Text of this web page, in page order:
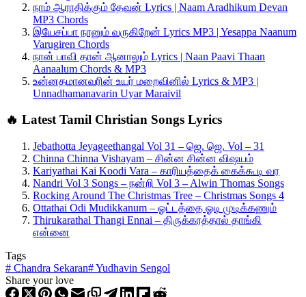
நாம் ஆராதிக்கும் தேவன் Lyrics | Naam Aradhikum Devan
MP3 Chords
இயேசப்பா நானும் வருகிறேன் Lyrics MP3 | Yesappa Naanum
Varugiren Chords
நான் பாவி தான் ஆனாலும் Lyrics | Naan Paavi Thaan
Aanaalum Chords & MP3
உன்னதமானவரின் உயர் மறைவினில் Lyrics & MP3 |
Unnadhamanavarin Uyar Maraivil
🔥 Latest Tamil Christian Songs Lyrics
Jebathotta Jeyageethangal Vol 31 – ஜெ. ஜெ. Vol – 31
Chinna Chinna Vishayam – சின்ன‌ சின்ன‌ விஷ‌ய‌ம்
Kariyathai Kai Koodi Vara – காரியத்தைக் கைக்கூடி வர
Nandri Vol 3 Songs – நன்றி Vol 3 – Alwin Thomas Songs
Rocking Around The Christmas Tree – Christmas Songs 4
Ottathai Odi Mudikkanum – ஓட்டத்தை ஓடி முடிக்கணும்
Thirukarathal Thangi Ennai – திருக்கரத்தால் தாங்கி
என்னை
Tags
# Chandra Sekaran#Yudhavin Sengol
Share your love